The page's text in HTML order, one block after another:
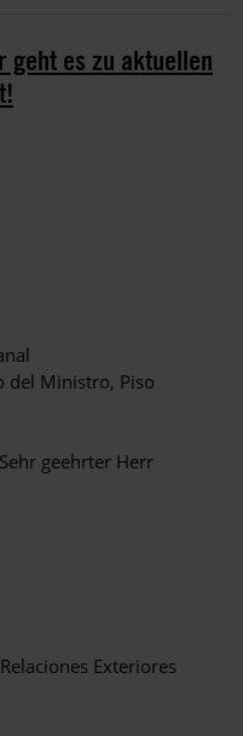
geht es zu aktuellen
del Ministro, Piso
geehrter Herr
Exteriores